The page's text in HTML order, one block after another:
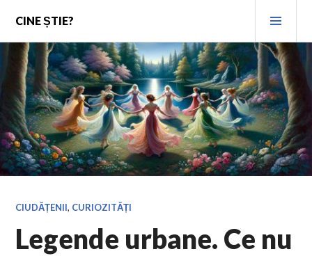
content
CINE ȘTIE?
CIUDĂȚENII, CURIOZITĂȚI
Legende urbane. Ce nu